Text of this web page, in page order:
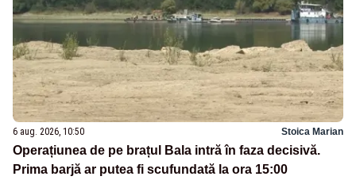
6 aug. 2026, 10:50 Stoica Marian
Operațiunea de pe brațul Bala intră în faza decisivă.
Prima barjă ar putea fi scufundată la ora 15:00